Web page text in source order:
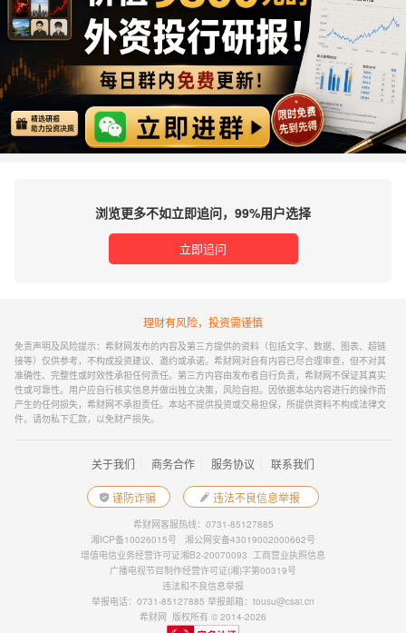
浏览更多不如立即追问，99%用户选择
立即追问
理财有风险，投资需谨慎
免责声明及风险提示：希财网发布的内容及第三方提供的资料（包括文字、数据、图表、超链
接等）仅供参考，不构成投资建议、邀约或承诺。希财网对自有内容已尽合理审查，但不对其
准确性、完整性或时效性承担任何责任。第三方内容由发布者自行负责，希财网不保证其真实
性或可靠性。用户应自行核实信息并做出独立决策，风险自担。因依据本站内容进行的操作而
产生的任何损失，希财网不承担责任。本站不提供投资或交易担保，所提供资料不构成法律文
件。请勿私下汇款，以免财产损失。
关于我们 商务合作 服务协议 联系我们
谨防诈骗 违法不良信息举报
希财网客服热线：0731-85127885
湘ICP备10026015号
湘公网安备43019002000662号
增值电信业务经营许可证湘B2-20070093 工商营业执照信息
广播电视节目制作经营许可证(湘)字第00319号
违法和不良信息举报
举报电话：0731-85127885 举报邮箱：tousu@csai.cn
希财网 版权所有 © 2014-2026